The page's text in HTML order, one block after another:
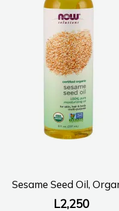
Sesame Seed Oil,
L2,250